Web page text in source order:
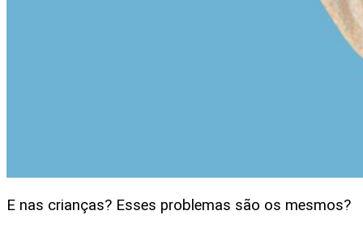
E nas crianças? Esses problemas são os mesmos?